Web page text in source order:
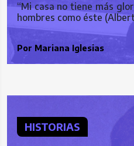
“Mi casa no tiene más
hombres como éste
Por Mariana Iglesias
HISTORIAS